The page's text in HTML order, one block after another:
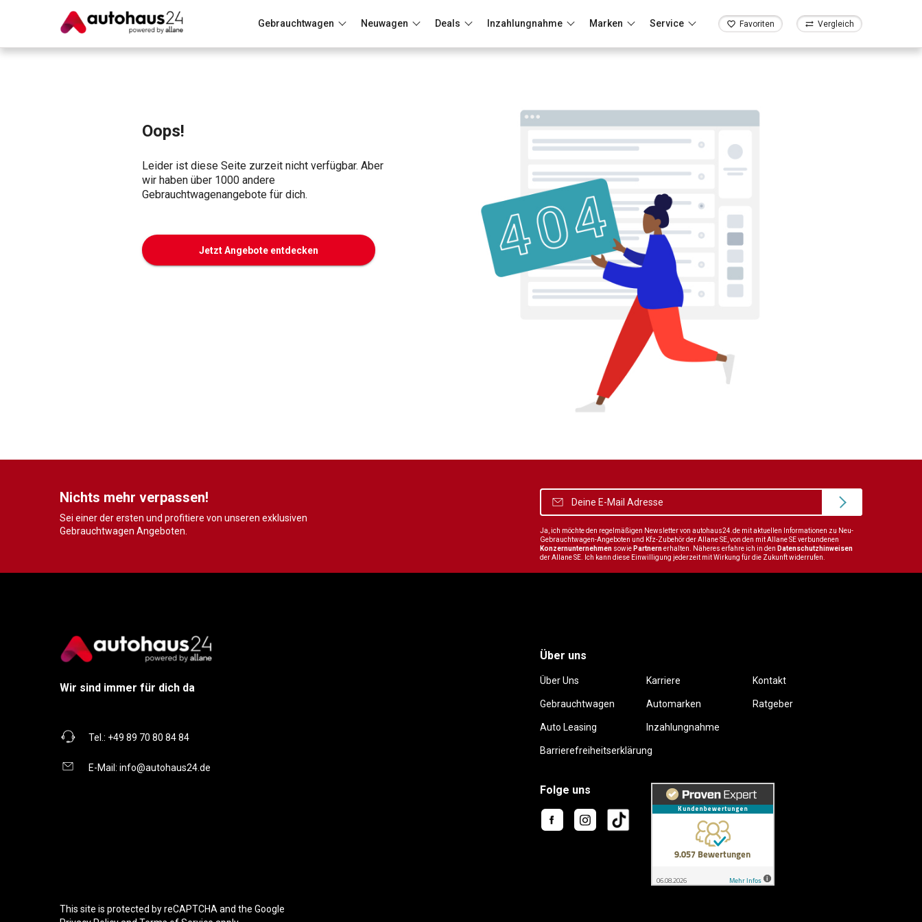
Gebrauchtwagen Neuwagen Deals Inzahlungnahme Marken Service Favoriten Vergleich
Oops!
Leider ist diese Seite zurzeit nicht verfügbar. Aber
wir haben über 1000 andere
Gebrauchtwagenangebote für dich.
Jetzt Angebote entdecken
Nichts mehr verpassen!
Sei einer der ersten und profitiere von unseren exklusiven
Gebrauchtwagen Angeboten.
Ja, ich möchte den regelmäßigen Newsletter von autohaus24.de mit aktuellen Informationen zu Neu-
Gebrauchtwagen-Angeboten und Kfz-Zubehör der Allane SE, von den mit Allane SE verbundenen
Konzernunternehmen sowie Partnernerhalten. Näheres erfahre ich in den Datenschutzhinweisen
der Allane SE. Ich kann diese Einwilligung jederzeit mit Wirkung für die Zukunft widerrufen.
Wir sind immer für dich da
Tel.: +49 89 70 80 84 84
E-Mail: info@autohaus24.de
Über uns
Über Uns Karriere Kontakt
Gebrauchtwagen Automarken Ratgeber
Auto Leasing Inzahlungnahme
Barrierefreiheitserklärung
Folge uns
This site is protected by reCAPTCHA and the Google